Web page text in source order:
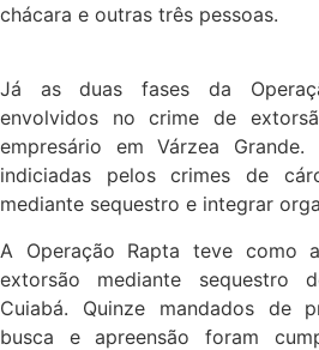
chácara e outras três pessoas.
Já as duas fases da
envolvidos no crime de
empresário em Várzea
indiciadas pelos crimes de
mediante sequestro e integrar
A Operação Rapta teve como
extorsão mediante sequestro
Cuiabá. Quinze mandados de
busca e apreensão foram